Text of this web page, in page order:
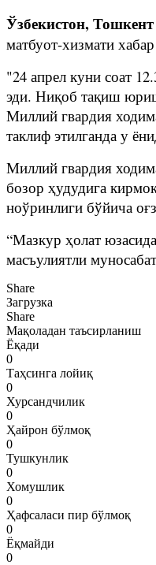
Ўзбекистон,
матбуот-хизмати
"24 апрел куни соат
эди. Ниқоб тақиш
Миллий гвардия
таклиф этилганда у
Миллий гвардия
бозор ҳудудига
ноўринлиги бўйича
“Мазкур ҳолат
масъулиятли
Share
Загрузка
Share
Мақоладан таъсирланиш
Ёқади
0
Таҳсинга лойиқ
0
Хурсандчилик
0
Ҳайрон бўлмоқ
0
Тушкунлик
0
Хомушлик
0
Ҳафсаласи пир бўлмоқ
0
Ёқмайди
0